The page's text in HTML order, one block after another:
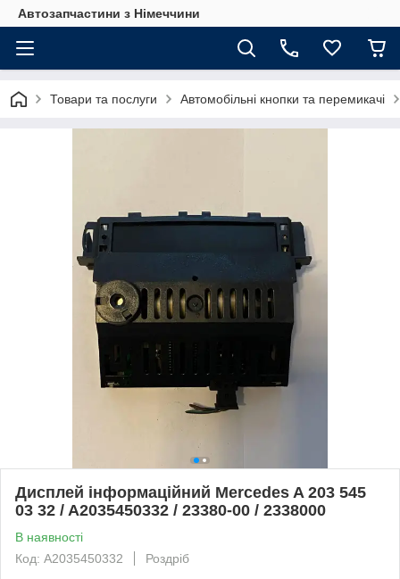
Автозапчастини з Німеччини
Товари та послуги Автомобільні кнопки та перемикачі
Дисплей інформаційний Mercedes A 203 545
03 32 / A2035450332 / 23380-00 / 2338000
В наявності
Код: A2035450332
Роздріб